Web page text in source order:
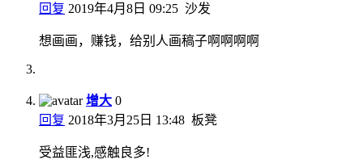
回复 2019年4月8日 09:25 沙发
想画画，赚钱，给别人画稿子啊啊啊啊
增大 0
回复 2018年3月25日 13:48 板凳
受益匪浅,感触良多!